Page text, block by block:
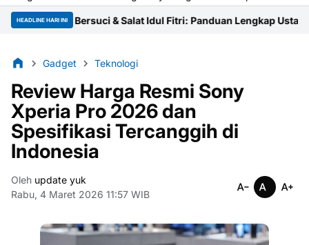
HEADLINE HARI INI
Cara Bersuci & Salat Idul Fitri: Panduan Lengkap UstazNiat
Gadget Teknologi
Review Harga Resmi Sony
Xperia Pro 2026 dan
Spesifikasi Tercanggih di
Indonesia
Oleh update yuk
Rabu, 4 Maret 2026 11:57 WIB